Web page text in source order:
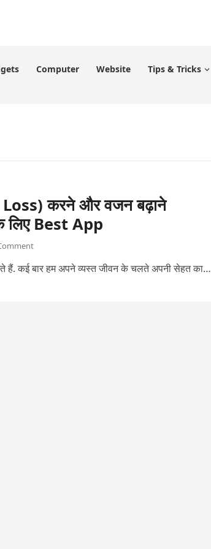
Computer Website Tips & Tricks
करने और वजन बढ़ाने
Best App
कई बार हम अपने व्यस्त जीवन के चलते अपनी सेहत का…